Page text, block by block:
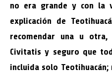
no era grande y con la
explicación de
recomendar una u otra,
Civitatis y seguro que
incluida solo Teotihuacán;